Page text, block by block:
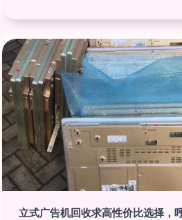
立式广告机回收求高性价比选择，